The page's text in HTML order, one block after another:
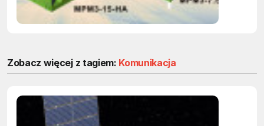
Zobacz więcej z tagiem: Komunikacja